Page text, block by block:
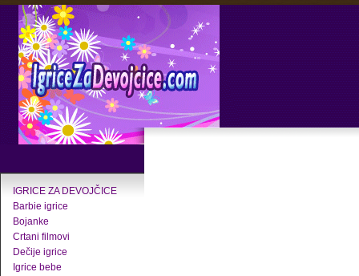
IGRICE ZA DEVOJČICE
Barbie igrice
Bojanke
Crtani filmovi
Dečije igrice
Igrice bebe